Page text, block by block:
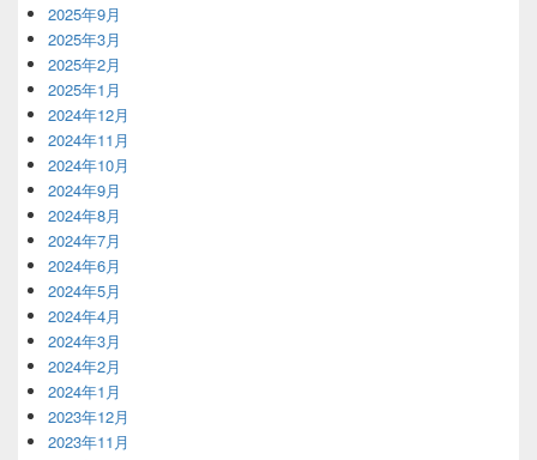
2025年9月
2025年3月
2025年2月
2025年1月
2024年12月
2024年11月
2024年10月
2024年9月
2024年8月
2024年7月
2024年6月
2024年5月
2024年4月
2024年3月
2024年2月
2024年1月
2023年12月
2023年11月